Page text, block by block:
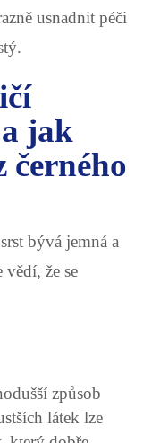
usnadnit péči
jak
černého
bývá jemná a
že se
způsob
látek lze